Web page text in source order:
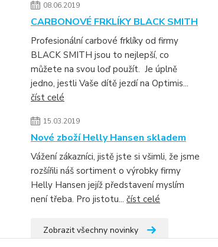
08.06.2019
CARBONOVÉ FRKLÍKY BLACK SMITH
Profesionální carbové frklíky od firmy
BLACK SMITH jsou to nejlepší, co
můžete na svou loď použít. Je úplně
jedno, jestli Vaše dítě jezdí na Optimis...
číst celé
15.03.2019
Nové zboží Helly Hansen skladem
Vážení zákazníci, jistě jste si všimli, že jsme
rozšířili náš sortiment o výrobky firmy
Helly Hansen jejíž představení myslím
není třeba. Pro jistotu... číst celé
Zobrazit všechny novinky